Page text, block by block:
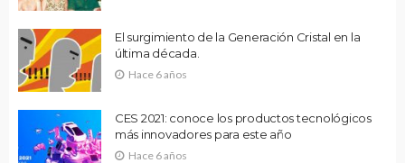
El surgimiento de la Generación Cristal en la
última década.
Hace 6 años
CES 2021: conoce los productos tecnológicos
más innovadores para este año
Hace 6 años